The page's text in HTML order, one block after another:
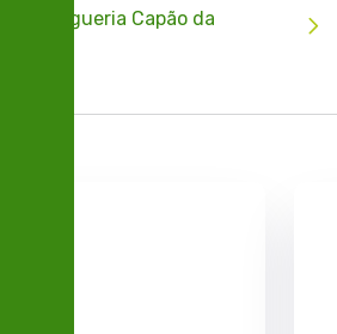
Hamburgueria Capão da